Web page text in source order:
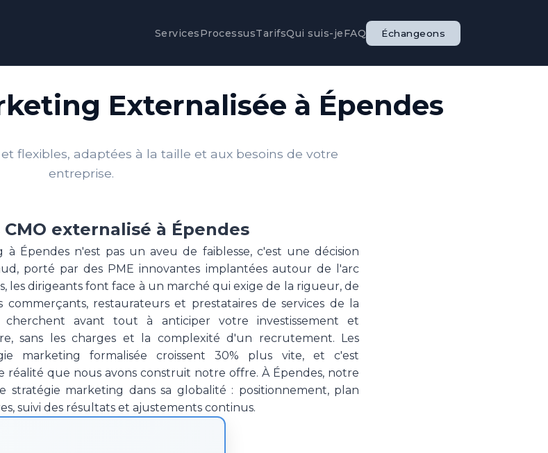
ServicesProcessusTarifsQui suis-jeFAQ Échangeons
Externalisée à Épendes
flexibles, adaptées à la taille et aux besoins de votre
entreprise.
externalisé à Épendes
à Épendes n'est pas un aveu de faiblesse, c'est une décision
porté par des PME innovantes implantées autour de l'arc
les dirigeants font face à un marché qui exige de la rigueur, de
commerçants, restaurateurs et prestataires de services de la
avant tout à anticiper votre investissement et
sans les charges et la complexité d'un recrutement. Les
marketing formalisée croissent 30% plus vite, et c'est
que nous avons construit notre offre. À Épendes, notre
marketing dans sa globalité : positionnement, plan
suivi des résultats et ajustements continus.